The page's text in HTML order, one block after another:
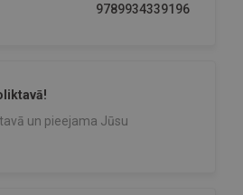
9789934339196
un pieejama Jūsu